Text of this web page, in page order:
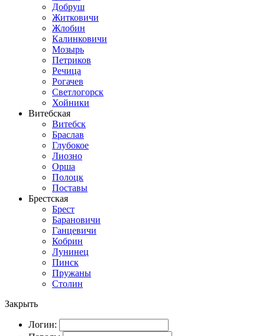
Добруш
Житковичи
Жлобин
Калинковичи
Мозырь
Петриков
Речица
Рогачев
Светлогорск
Хойники
Витебская
Витебск
Браслав
Глубокое
Лиозно
Орша
Полоцк
Поставы
Брестская
Брест
Барановичи
Ганцевичи
Кобрин
Лунинец
Пинск
Пружаны
Столин
Закрыть
Логин: